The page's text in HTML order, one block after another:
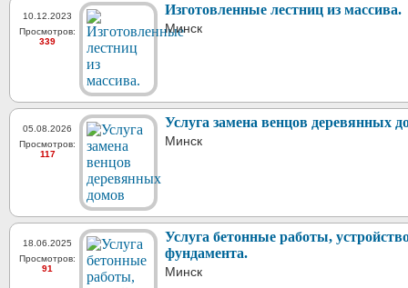
10.12.2023
Просмотров:
339
Изготовленные лестниц из массива.
Минск
05.08.2026
Просмотров:
117
Услуга замена венцов деревянных
Минск
18.06.2025
Просмотров:
91
Услуга бетонные работы,
фундамента.
Минск